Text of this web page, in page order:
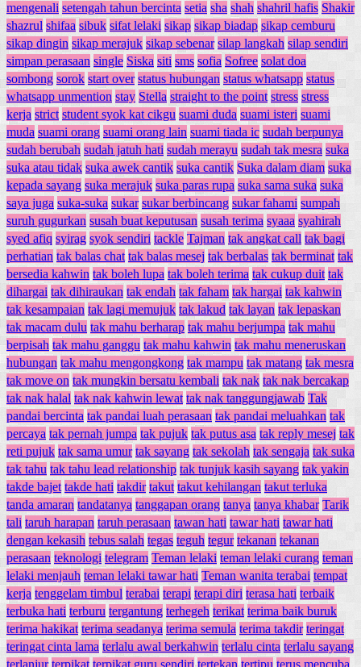
mengenali setengah tahun bercinta setia sha shah shahril hafis Shakir
shazrul shifaa sibuk sifat lelaki sikap sikap biadap sikap cemburu
sikap dingin sikap merajuk sikap sebenar silap langkah silap sendiri
simpan perasaan single Siska siti sms sofia Sofree solat doa
sombong sorok start over status hubungan status whatsapp status
whatsapp unmention stay Stella straight to the point stress stress
kerja strict student syok kat cikgu suami duda suami isteri suami
muda suami orang suami orang lain suami tiada ic sudah berpunya
sudah berubah sudah jatuh hati sudah merayu sudah tak mesra suka
suka atau tidak suka awek cantik suka cantik Suka dalam diam suka
kepada sayang suka merajuk suka paras rupa suka sama suka suka
saya juga suka-suka sukar sukar berbincang sukar fahami sumpah
suruh gugurkan susah buat keputusan susah terima syaaa syahirah
syed afiq syirag syok sendiri tackle Tajman tak angkat call tak bagi
perhatian tak balas chat tak balas mesej tak berbalas tak berminat tak
bersedia kahwin tak boleh lupa tak boleh terima tak cukup duit tak
dihargai tak dihiraukan tak endah tak faham tak hargai tak kahwin
tak kesampaian tak lagi memujuk tak lakud tak layan tak lepaskan
tak macam dulu tak mahu berharap tak mahu berjumpa tak mahu
berpisah tak mahu ganggu tak mahu kahwin tak mahu meneruskan
hubungan tak mahu mengongkong tak mampu tak matang tak mesra
tak move on tak mungkin bersatu kembali tak nak tak nak bercakap
tak nak halal tak nak kahwin lewat tak nak tanggungjawab Tak
pandai bercinta tak pandai luah perasaan tak pandai meluahkan tak
percaya tak pernah jumpa tak pujuk tak putus asa tak reply mesej tak
reti pujuk tak sama umur tak sayang tak sekolah tak sengaja tak suka
tak tahu tak tahu lead relationship tak tunjuk kasih sayang tak yakin
takde bajet takde hati takdir takut takut kehilangan takut terluka
tanda amaran tandatanya tanggapan orang tanya tanya khabar Tarik
tali taruh harapan taruh perasaan tawan hati tawar hati tawar hati
dengan kekasih tebus salah tegas teguh tegur tekanan tekanan
perasaan teknologi telegram Teman lelaki teman lelaki curang teman
lelaki menjauh teman lelaki tawar hati Teman wanita terabai tempat
kerja tenggelam timbul terabai terapi terapi diri terasa hati terbaik
terbuka hati terburu tergantung terhegeh terikat terima baik buruk
terima hakikat terima seadanya terima semula terima takdir teringat
teringat cinta lama terlalu awal berkahwin terlalu cinta terlalu sayang